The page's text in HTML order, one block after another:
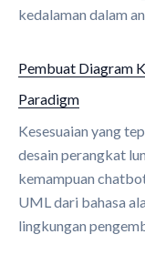
kedalaman dalam
Pembuat Diagram
Paradigm
Kesesuaian yang
desain perangkat
kemampuan
UML dari bahasa
lingkungan